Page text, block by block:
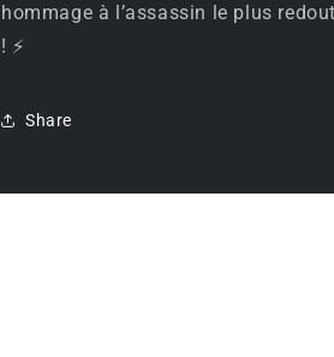
hommage à l’assassin le plus
! ⚡
Share